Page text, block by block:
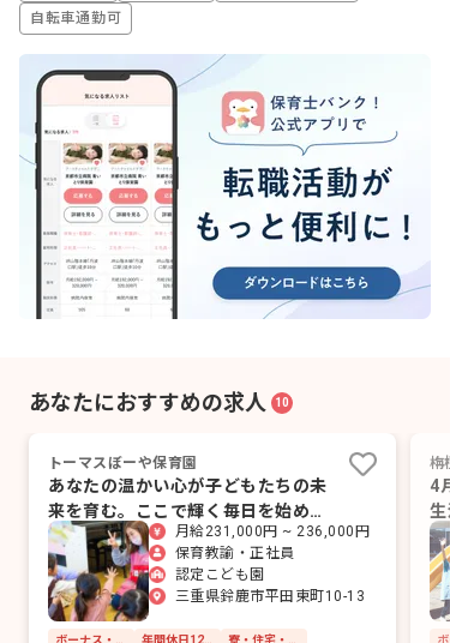
自転車通勤可
あなたにおすすめの求人 10
トーマスぼーや保育園
あなたの温かい心が子どもたちの未
来を育む。ここで輝く毎日を始めま
せんか？
月給231,000円 ~ 236,000円
保育教諭・正社員
認定こども園
三重県鈴鹿市平田東町10-13
栴
4
り